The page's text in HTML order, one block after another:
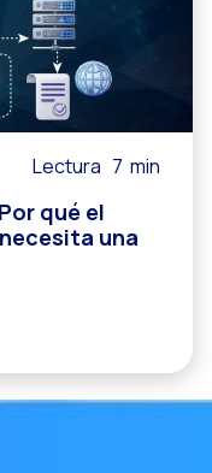
Lectura 7 min
qué el
una